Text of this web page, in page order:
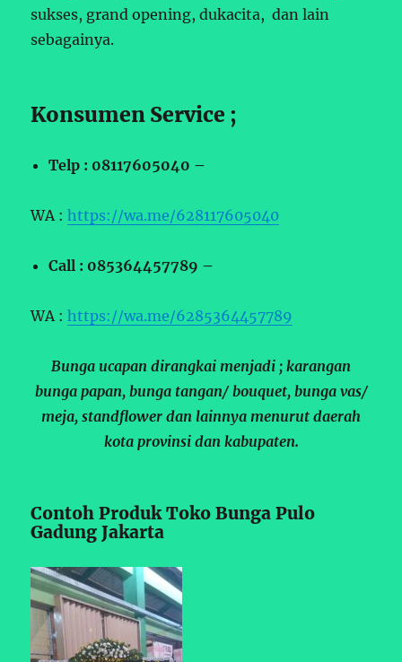
sukses, grand opening, dukacita, dan lain
sebagainya.
Konsumen Service ;
Telp : 08117605040 –
WA :https://wa.me/628117605040
Call : 085364457789 –
WA :https://wa.me/6285364457789
Bunga ucapan dirangkai menjadi ; karangan
bunga papan, bunga tangan/ bouquet, bunga vas/
meja, standflower dan lainnya menurut daerah
kota provinsi dan kabupaten.
Contoh Produk Toko Bunga Pulo
Gadung Jakarta